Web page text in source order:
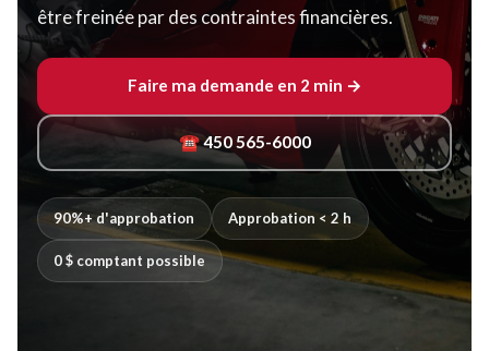
être freinée par des contraintes financières.
Faire ma demande en 2 min →
☎ 450 565-6000
90%+ d'approbation Approbation < 2 h
0 $ comptant possible